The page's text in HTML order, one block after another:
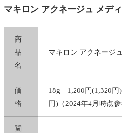
マキロン アクネージュ メデ
商
品
名
マキロン アクネージ
価
格
18g 1,200円(1,320
円)（2024年4月時点参
関